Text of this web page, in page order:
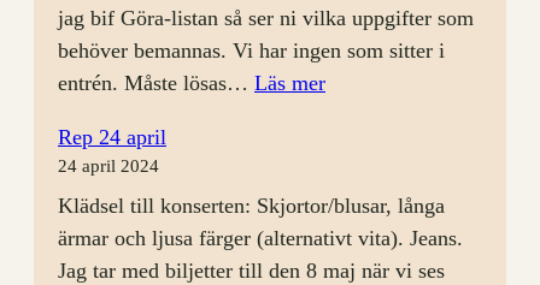
jag bif Göra-listan så ser ni vilka uppgifter som
behöver bemannas. Vi har ingen som sitter i
entrén. Måste lösas… Läs mer:
Rep 24 april
24 april 2024
Klädsel till konserten: Skjortor/blusar, långa
ärmar och ljusa färger (alternativt vita). Jeans.
Jag tar med biljetter till den 8 maj när vi ses